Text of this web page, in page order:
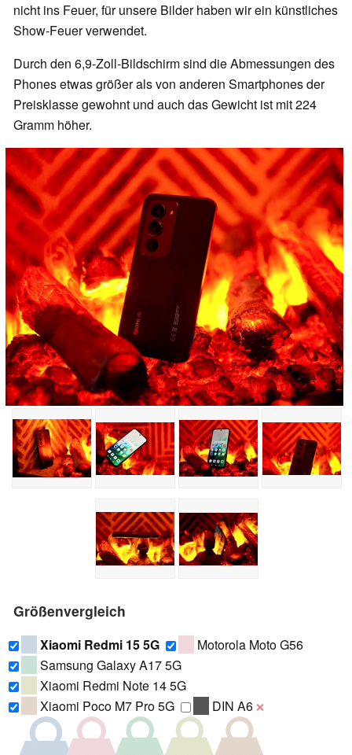
nicht ins Feuer, für unsere Bilder haben wir ein künstliches
Show-Feuer verwendet.
Durch den 6,9-Zoll-Bildschirm sind die Abmessungen des
Phones etwas größer als von anderen Smartphones der
Preisklasse gewohnt und auch das Gewicht ist mit 224
Gramm höher.
Größenvergleich
Xiaomi Redmi 15 5G
Motorola Moto G56
Samsung Galaxy A17 5G
Xiaomi Redmi Note 14 5G
Xiaomi Poco M7 Pro 5G
DIN A6 ❌